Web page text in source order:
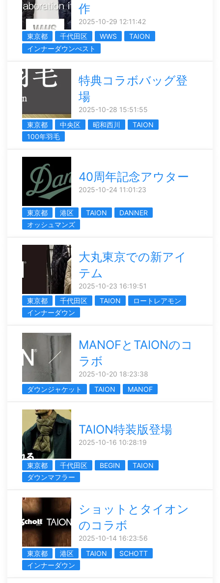
作
2025-10-29 12:11:42
東京都
千代田区 WWS
TAION
インナーダウンべスト
特典コラボバッグ登
場
2025-10-28 15:51:55
東京都
中央区 昭和西川
TAION
100年羽毛
40周年記念アウター
2025-10-24 11:01:23
東京都 港区 TAION
DANNER
オッシュマンズ
大丸東京での新アイ
テム
2025-10-23 16:19:51
東京都
千代田区 TAION
ロートレアモン
インナーダウン
MANOFとTAIONのコ
ラボ
2025-10-20 18:23:38
ダウンジャケット
TAION MANOF
TAION特装版登場
2025-10-16 10:28:19
東京都 千代田区 BEGIN
TAION
ダウンマフラー
ショットとタイオン
のコラボ
2025-10-14 16:23:56
東京都
港区 TAION
SCHOTT
インナーダウン